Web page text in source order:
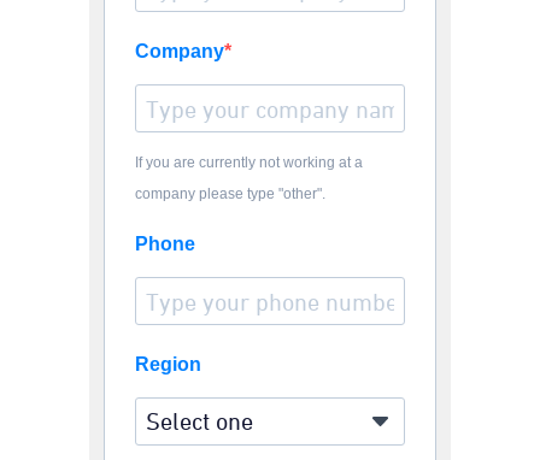
Company
If you are currently not working at a
company please type "other".
Phone
Region